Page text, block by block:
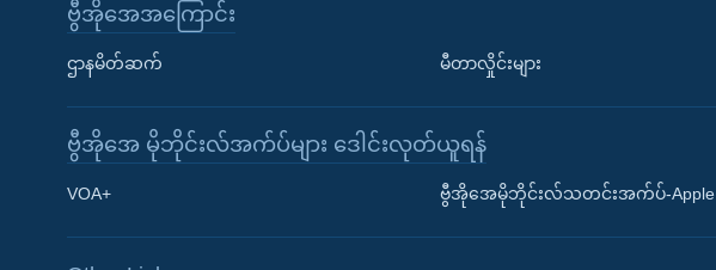
Learning English
ဗွီအိုအေအကြောင်း
ဌာနမိတ်ဆက် မီတာလှိုင်းများ
ဗွီအိုအေ မိုဘိုင်းလ်အက်ပ်များ ဒေါင်းလုတ်ယူရန်
VOA+ ဗွီအိုအေမိုဘိုင်းလ်သတင်းအက်ပ်-Apple